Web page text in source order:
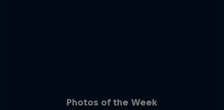
Photos of the Week